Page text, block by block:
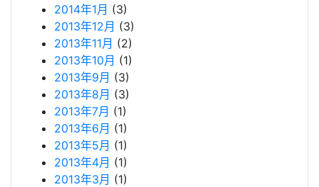
2014年1月 (3)
2013年12月 (3)
2013年11月 (2)
2013年10月 (1)
2013年9月 (3)
2013年8月 (3)
2013年7月 (1)
2013年6月 (1)
2013年5月 (1)
2013年4月 (1)
2013年3月 (1)